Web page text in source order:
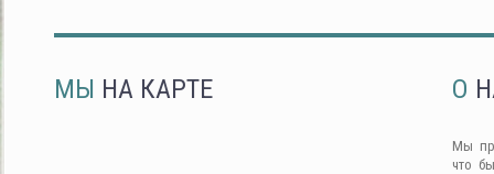
МЫ НА КАРТЕ О
Мы
что